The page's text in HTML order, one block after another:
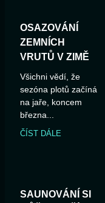
OSAZOVÁNÍ
ZEMNÍCH
VRUTŮ V ZIMĚ
Všichni vědí, že
sezóna plotů začíná
na jaře, koncem
března...
ČÍST DÁLE
SAUNOVÁNÍ SI